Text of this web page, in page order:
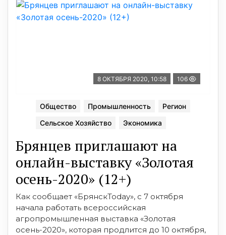
8 ОКТЯБРЯ 2020, 10:58 106
Общество Промышленность
Регион
Сельское Хозяйство
Экономика
Брянцев приглашают на
онлайн-выставку «Золотая
осень-2020» (12+)
Как сообщает «БрянскToday», с 7 октября
начала работать всероссийская
агропромышленная выставка «Золотая
осень-2020», которая продлится до 10 октября,